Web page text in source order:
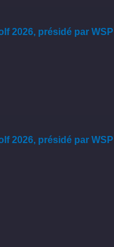
2026, présidé par WSP
2026, présidé par WSP